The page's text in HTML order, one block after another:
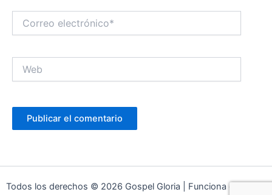
electrónico*
Todos los derechos © 2026 Gospel Gloria | Funciona gracias a